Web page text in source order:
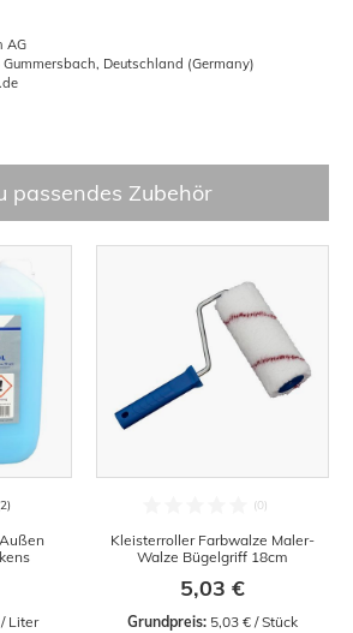
AG
Deutschland (Germany)
passendes Zubehör
Liter
Kleisterroller Farbwalze Maler-
Walze Bügelgriff 18cm
5,03 €
Grundpreis: 5,03 € / Stück